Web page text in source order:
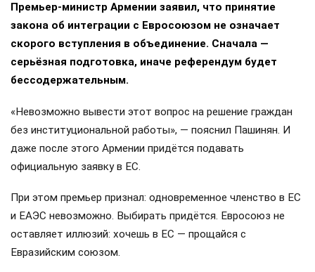
Премьер-министр Армении заявил, что принятие
закона об интеграции с Евросоюзом не означает
скорого вступления в объединение. Сначала —
серьёзная подготовка, иначе референдум будет
бессодержательным.
«Невозможно вывести этот вопрос на решение граждан
без институциональной работы», — пояснил Пашинян. И
даже после этого Армении придётся подавать
официальную заявку в ЕС.
При этом премьер признал: одновременное членство в ЕС
и ЕАЭС невозможно. Выбирать придётся. Евросоюз не
оставляет иллюзий: хочешь в ЕС — прощайся с
Евразийским союзом.